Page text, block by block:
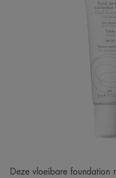
Deze vloeibare foundation